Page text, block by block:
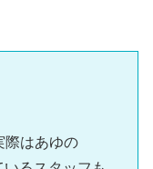
際はあゆの